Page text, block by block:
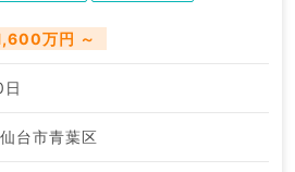
万円 ～
台市青葉区